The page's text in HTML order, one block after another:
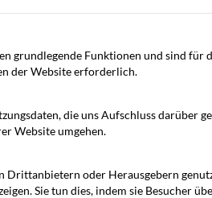
für die eine Einwilligung
grundlegende Funktionen und sind für
der Website erforderlich.
die uns Aufschluss darüber
Website umgehen.
Drittanbietern oder Herausgebern
Sie tun dies, indem sie Besucher